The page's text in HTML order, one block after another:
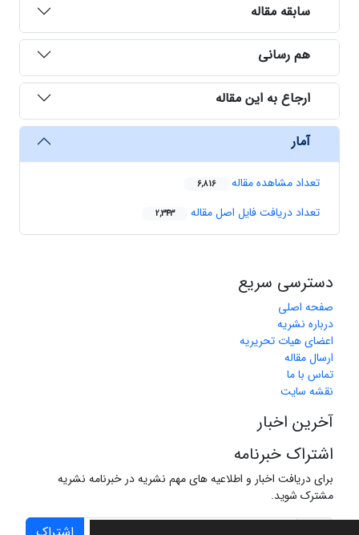
سابقه مقاله
هم رسانی
ارجاع به این مقاله
آمار
تعداد مشاهده مقاله 6,816
تعداد دریافت فایل اصل مقاله 2,343
دسترسی سریع
صفحه اصلی
درباره نشریه
اعضای هیات تحریریه
ارسال مقاله
تماس با ما
نقشه سایت
آخرین اخبار
اشتراک خبرنامه
برای دریافت اخبار و اطلاعیه های مهم نشریه در خبرنامه نشریه
مشترک شوید.